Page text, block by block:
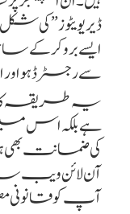
ڈیریویٹوز”
سے رجسٹرڈ ہو اور
یہ طریقہ کار
ہے بلکہ اس
کی ضمانت بھی
آن لائن ویب
آپ کو قانونی